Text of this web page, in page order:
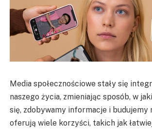
Media społecznościowe stały się
naszego życia, zmieniając sposób, w
się, zdobywamy informacje i budujemy
oferują wiele korzyści, takich jak